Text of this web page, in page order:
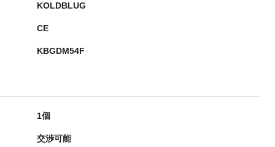
KOLDBLUG
CE
KBGDM54F
1個
交渉可能